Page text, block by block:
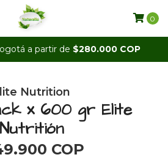
a partir de $280.000 COP
0
Nutrition
x 600 gr Elite
Nutritión
COP